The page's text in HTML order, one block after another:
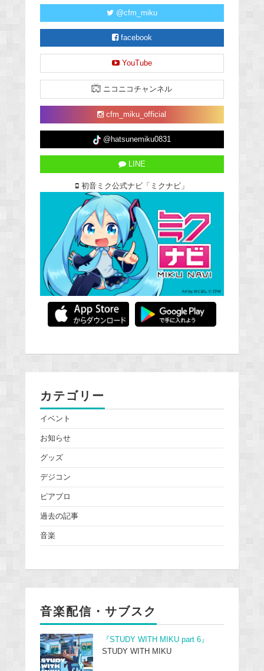
@cfm_miku
facebook
YouTube
ニコニコチャンネル
cfm_miku_official
@hatsunemiku0831
LINE
初音ミク公式ナビ「ミクナビ」
カテゴリー
イベント
お知らせ
グッズ
デジコン
ピアプロ
過去の記事
音楽
音楽配信・サブスク
『STUDY WITH MIKU part 6』
STUDY WITH MIKU